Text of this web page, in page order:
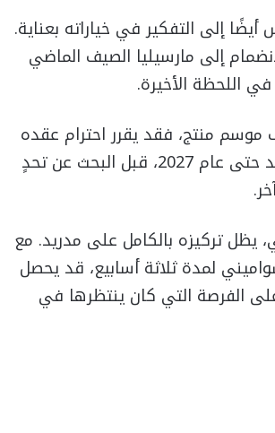
إلى التفكير في خياراته بعناية.
إلى مارسيليا الصيف الماضي
اللحظة الأخيرة.
موسم منتج، فقد يقرر احترام عقده
الحالي، الذي يمتد حتى عام 2027، قبل البحث عن تحدٍ
يظل تركيزه بالكامل على مدريد. مع
لمدة ثلاثة أسابيع، قد يحصل
الفرصة التي كان ينتظرها في